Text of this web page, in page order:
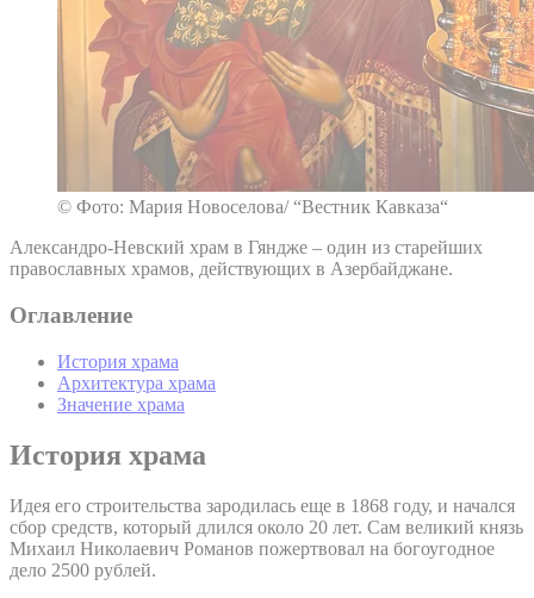
© Фото: Мария Новоселова/ “Вестник Кавказа“
Александро-Невский храм в Гяндже – один из старейших
православных храмов, действующих в Азербайджане.
Оглавление
История храма
Архитектура храма
Значение храма
История храма
Идея его строительства зародилась еще в 1868 году, и начался
сбор средств, который длился около 20 лет. Сам великий князь
Михаил Николаевич Романов пожертвовал на богоугодное
дело 2500 рублей.